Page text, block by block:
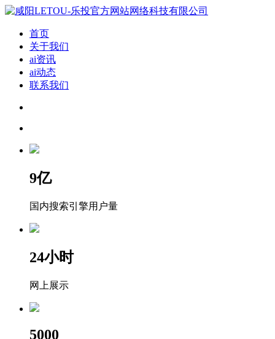
首页
关于我们
ai资讯
ai动态
联系我们
9亿
国内搜索引擎用户量
24小时
网上展示
5000